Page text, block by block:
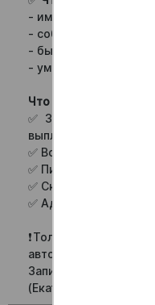
- иметь личный
- соблюдать
- быстро и аккуратно
- уметь работать в
Что мы предлагаем:
✅ З/п курьера до 6
выплаты;
✅ Возможность
✅ Питание за счет
✅ Скидки
✅ Адекватное
❗Только от 18 лет!
автомобилем!
Запись на
(Екатерина)